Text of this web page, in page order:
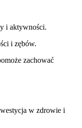
i aktywności.
i zębów.
zachować
w zdrowie i